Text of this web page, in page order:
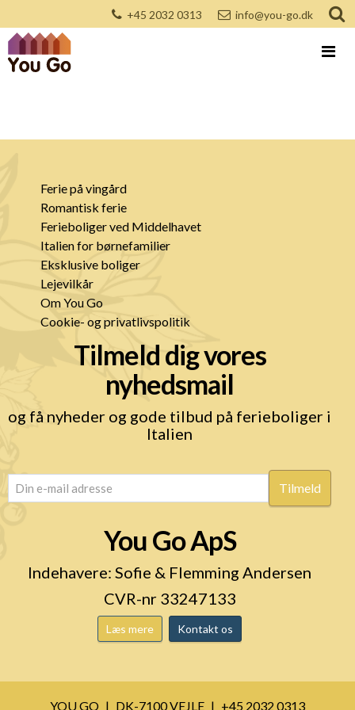
+45 2032 0313 info@you-go.dk
Ferie på vingård
Romantisk ferie
Ferieboliger ved Middelhavet
Italien for børnefamilier
Eksklusive boliger
Lejevilkår
Om You Go
Cookie- og privatlivspolitik
Tilmeld dig vores
nyhedsmail
og få nyheder og gode tilbud på ferieboliger i
Italien
(Påkrævet)
You Go ApS
Indehavere: Sofie & Flemming Andersen
CVR-nr 33247133
Læs mere Kontakt os
YOU GO DK-7100 VEJLE +45 2032 0313